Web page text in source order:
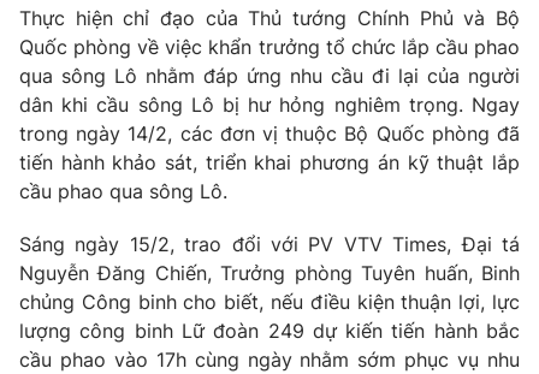
Học trực tuyến
Hitech Công nghệ tương lai
Sản phẩm
Thị trường
Tư vấn
Giao lưu trực tuyến
Lịch phát sóng
Emagazine Podcast
Photo Infographic
Thực hiện chỉ đạo của Thủ tướng Chính Phủ và Bộ
Quốc phòng về việc khẩn trưởng tổ chức lắp cầu phao
qua sông Lô nhằm đáp ứng nhu cầu đi lại của người
dân khi cầu sông Lô bị hư hỏng nghiêm trọng. Ngay
trong ngày 14/2, các đơn vị thuộc Bộ Quốc phòng đã
tiến hành khảo sát, triển khai phương án kỹ thuật lắp
cầu phao qua sông Lô.
Sáng ngày 15/2, trao đổi với PV VTV Times, Đại tá
Nguyễn Đăng Chiến, Trưởng phòng Tuyên huấn, Binh
chủng Công binh cho biết, nếu điều kiện thuận lợi, lực
lượng công binh Lữ đoàn 249 dự kiến tiến hành bắc
cầu phao vào 17h cùng ngày nhằm sớm phục vụ nhu